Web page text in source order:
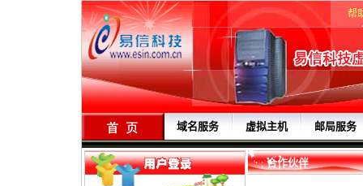
帮
域名服务 虚拟主机 邮局服务
合作伙伴